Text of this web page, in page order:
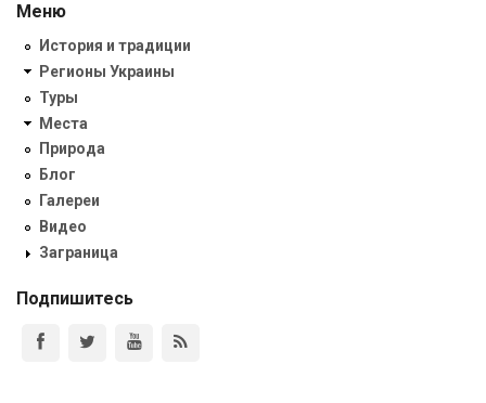
Меню
История и традиции
Регионы Украины
Туры
Места
Природа
Блог
Галереи
Видео
Заграница
Подпишитесь